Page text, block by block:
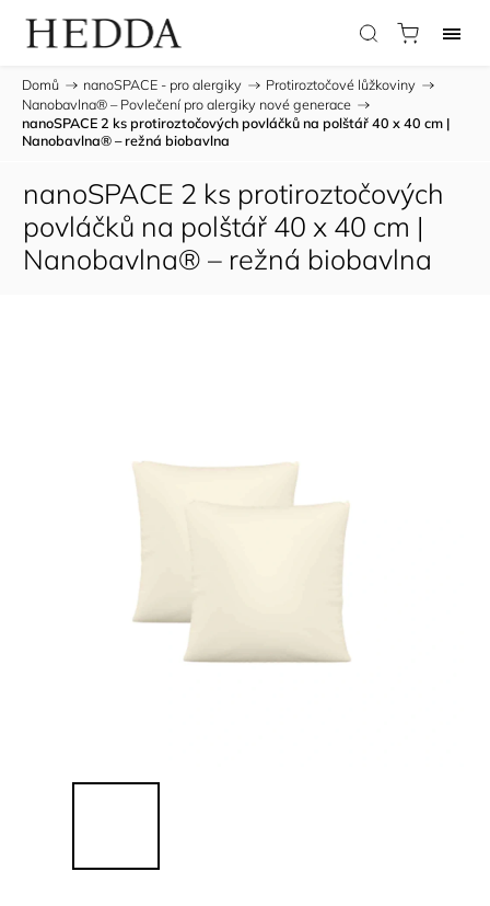
Domů / nanoSPACE - pro alergiky / Protiroztočové lůžkoviny /
Nanobavlna® – Povlečení pro alergiky nové generace /
nanoSPACE 2 ks protiroztočových povláčků na polštář 40 x 40 cm |
Nanobavlna® – režná biobavlna
nanoSPACE 2 ks protiroztočových
povláčků na polštář 40 x 40 cm |
Nanobavlna® – režná biobavlna